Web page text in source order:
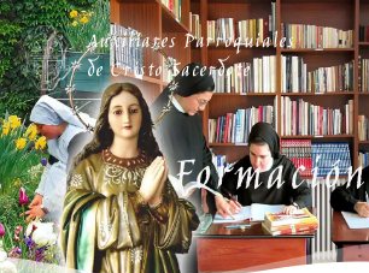
Auxiliares Parroquiales
de Cristo Sacerdote
Formación